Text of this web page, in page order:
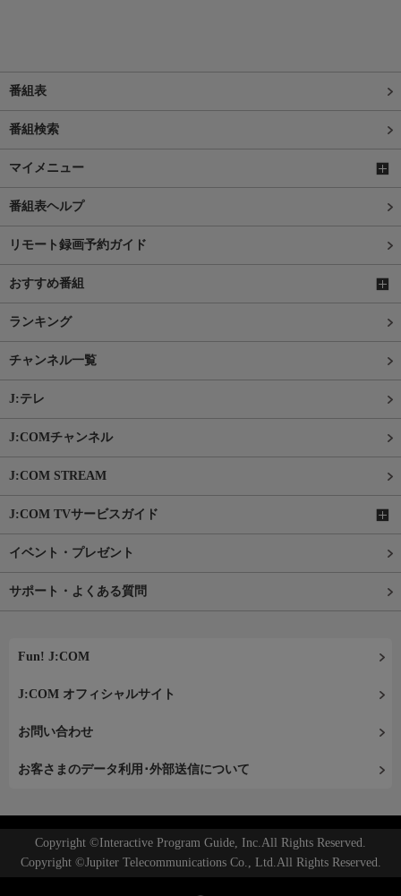
番組表
番組検索
マイメニュー
番組表ヘルプ
リモート録画予約ガイド
おすすめ番組
ランキング
チャンネル一覧
J:テレ
J:COMチャンネル
J:COM STREAM
J:COM TVサービスガイド
イベント・プレゼント
サポート・よくある質問
Fun! J:COM
J:COM オフィシャルサイト
お問い合わせ
お客さまのデータ利用･外部送信について
Copyright ©Interactive Program Guide, Inc.All Rights Reserved.
Copyright ©Jupiter Telecommunications Co., Ltd.All Rights Reserved.